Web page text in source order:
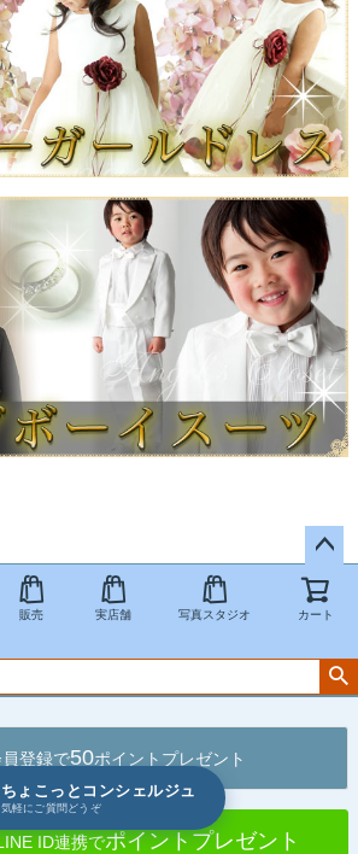
ちょこっとコンシェルジュ
気軽にご質問どうぞ
ペー
ジト
へ
販売 実店舗 写真スタジオ カート
登録で50ポイントプレゼント
ID連携でポイントプレゼント